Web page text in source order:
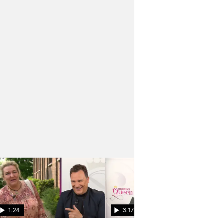
1:24 3:17